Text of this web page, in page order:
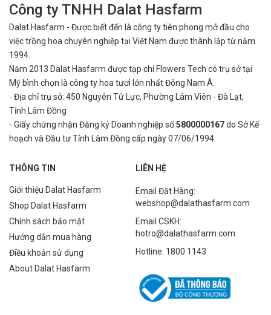
Công ty TNHH Dalat Hasfarm
Dalat Hasfarm - Được biết đến là công ty tiên phong mở đầu cho
việctrồng hoa chuyên nghiệp tại Việt Nam được thành lập từ năm
1994.
Năm 2013 Dalat Hasfarm được tạp chí Flowers Tech có trụ sở tại
Mỹ bình chọn là công ty hoa tươi lớn nhất Đông Nam Á.
- Địa chỉ trụ sở: 450 Nguyên Tử Lực, Phường Lâm Viên - Đà Lạt,
Tỉnh Lâm Đồng
- Giấy chứng nhận Đăng ký Doanh nghiệp số5800000167do Sở Kế
hoạch và Đầu tư Tỉnh Lâm Đồng cấp ngày 07/06/1994
THÔNG TIN
Giới thiệu Dalat Hasfarm
Shop Dalat Hasfarm
Chính sách bảo mật
Hướng dẫn mua hàng
Điều khoản sử dụng
About Dalat Hasfarm
LIÊN HỆ
Email Đặt Hàng:
webshop@dalathasfarm.com
Email CSKH:
hotro@dalathasfarm.com
Hotline: 1800 1143